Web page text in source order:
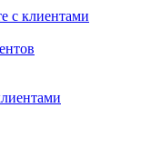
с клиентами